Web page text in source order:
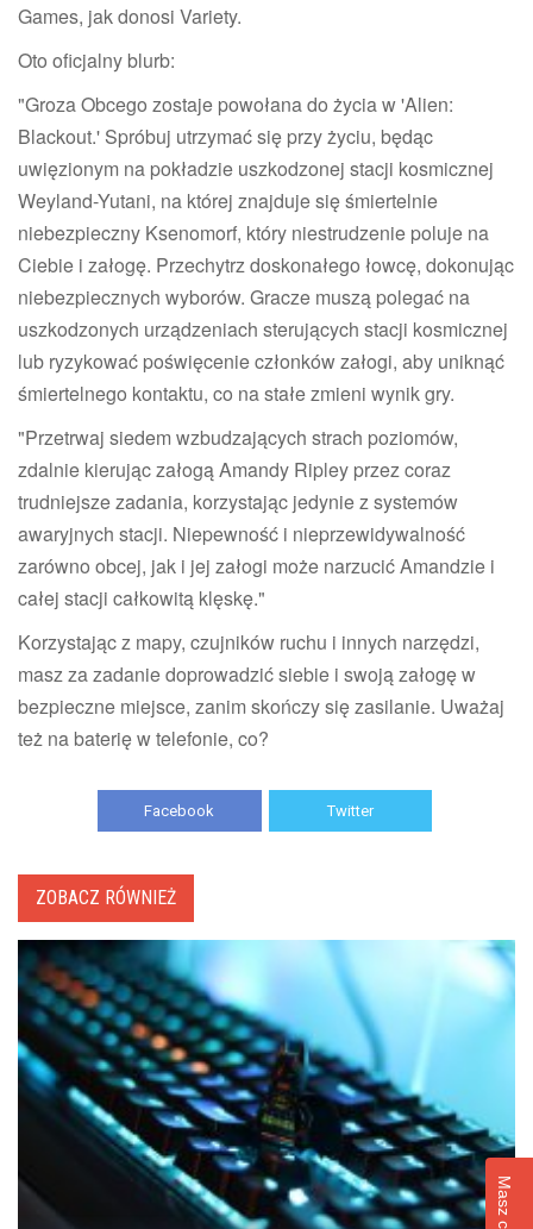
Games, jak donosi Variety.
Oto oficjalny blurb:
"Groza Obcego zostaje powołana do życia w 'Alien:
Blackout.' Spróbuj utrzymać się przy życiu, będąc
uwięzionym na pokładzie uszkodzonej stacji kosmicznej
Weyland-Yutani, na której znajduje się śmiertelnie
niebezpieczny Ksenomorf, który niestrudzenie poluje na
Ciebie i załogę. Przechytrz doskonałego łowcę, dokonując
niebezpiecznych wyborów. Gracze muszą polegać na
uszkodzonych urządzeniach sterujących stacji kosmicznej
lub ryzykować poświęcenie członków załogi, aby uniknąć
śmiertelnego kontaktu, co na stałe zmieni wynik gry.
"Przetrwaj siedem wzbudzających strach poziomów,
zdalnie kierując załogą Amandy Ripley przez coraz
trudniejsze zadania, korzystając jedynie z systemów
awaryjnych stacji. Niepewność i nieprzewidywalność
zarówno obcej, jak i jej załogi może narzucić Amandzie i
całej stacji całkowitą klęskę."
Korzystając z mapy, czujników ruchu i innych narzędzi,
masz za zadanie doprowadzić siebie i swoją załogę w
bezpieczne miejsce, zanim skończy się zasilanie. Uważaj
też na baterię w telefonie, co?
Facebook Twitter
ZOBACZ RÓWNIEŻ